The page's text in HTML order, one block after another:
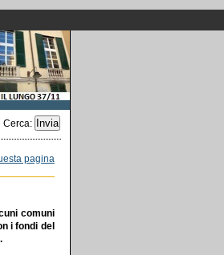
Cerca:
pagina
comuni
i fondi del